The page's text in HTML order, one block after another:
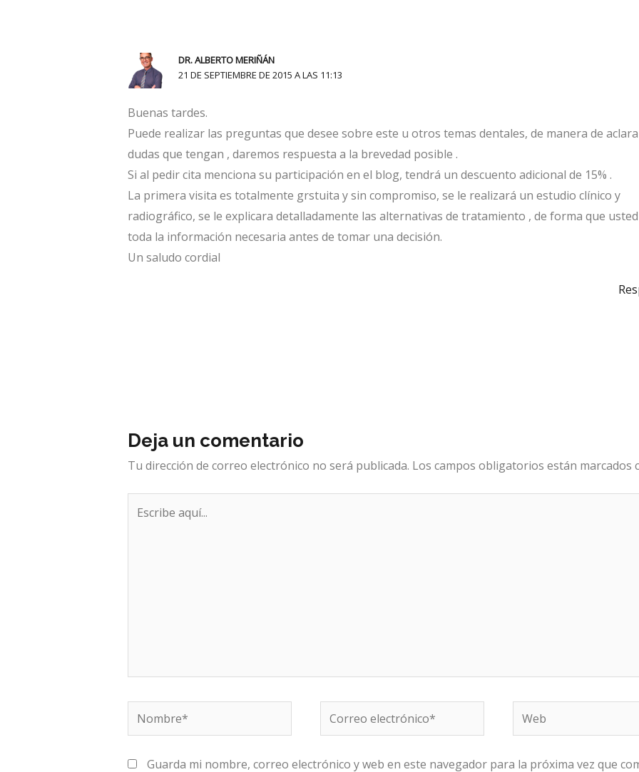
DR. ALBERTO MERIÑÁN
21 DE SEPTIEMBRE DE 2015 A LAS 11:13
Buenas tardes.
Puede realizar las preguntas que desee sobre este u otros temas dentales, de manera de
dudas que tengan , daremos respuesta a la brevedad posible .
Si al pedir cita menciona su participación en el blog, tendrá un descuento adicional de 15% .
La primera visita es totalmente grstuita y sin compromiso, se le realizará un estudio clínico y
radiográfico, se le explicara detalladamente las alternativas de tratamiento , de forma que
toda la información necesaria antes de tomar una decisión.
Un saludo cordial
Deja un comentario
Tu dirección de correo electrónico no será publicada. Los campos obligatorios están marcados
Nombre*
Correo
electrónico*
Web
Guarda mi nombre, correo electrónico y web en este navegador para la próxima vez que